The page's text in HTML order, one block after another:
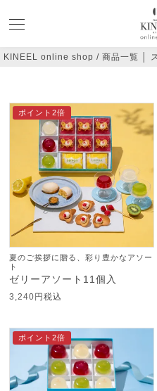
KINEEL online shop 商品一覧 │
ポイント2倍
夏のご挨拶に贈る、彩り豊かなアソー
ト
ゼリーアソート11個入
3,240 税込
ポイント2倍